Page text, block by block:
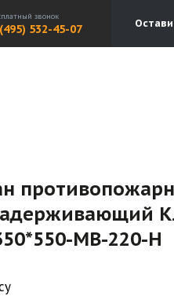
звонок
532-45-07
МВ-220-H